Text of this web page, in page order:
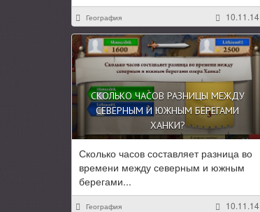
География 10.11.14
СКОЛЬКО ЧАСОВ РАЗНИЦЫ МЕЖДУ
СЕВЕРНЫМ И ЮЖНЫМ БЕРЕГАМИ
ХАНКИ?
Сколько часов составляет разница во
времени между северным и южным
берегами...
География 10.11.14